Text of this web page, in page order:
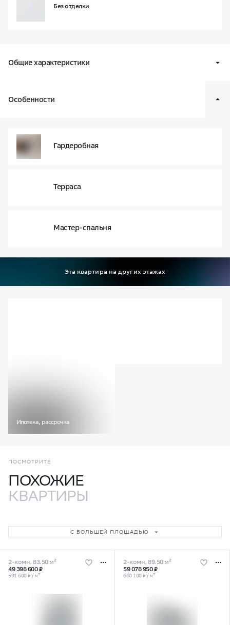
Без отделки
Общие характеристики
Квартал
В16
Корпус и секция
Этаж
Особенности
Гардеробная
Терраса
Мастер-спальня
Эта квартира на других этажах
Ипотека, рассрочка
ПОСМОТРИТЕ
ПОХОЖИЕ
КВАРТИРЫ
С БОЛЬШЕЙ ПЛОЩАДЬЮ
2-комн. 83.50 м²
49 398 600 ₽
591 600 ₽ / м²
2-комн. 89.50 м²
59 078 950 ₽
660 100 ₽ / м²